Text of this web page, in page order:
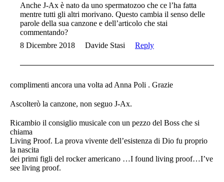
Anche J-Ax è nato da uno spermatozoo che ce l’ha fatta
mentre tutti gli altri morivano. Questo cambia il senso delle
parole della sua canzone e dell’articolo che stai
commentando?
8 Dicembre 2018
Davide Stasi Reply
complimenti ancora una volta ad Anna Poli . Grazie
Ascolterò la canzone, non seguo J-Ax.
Ricambio il consiglio musicale con un pezzo del Boss che si
chiama
Living Proof. La prova vivente dell’esistenza di Dio fu proprio
la nascita
dei primi figli del rocker americano …I found living proof…I’ve
see living proof.